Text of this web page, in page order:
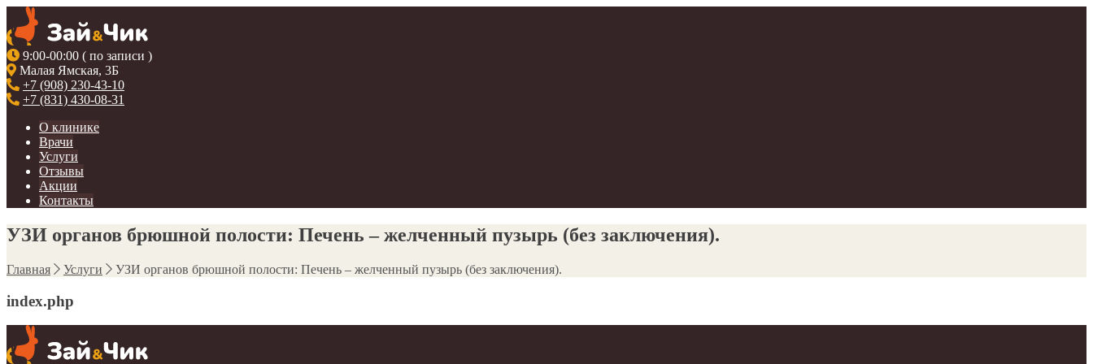
9:00-00:00 ( по записи )
Малая Ямская, 3Б
+7 (908) 230-43-10
+7 (831) 430-08-31
О клинике
Врачи
Услуги
Отзывы
Акции
Контакты
УЗИ органов брюшной полости: Печень – желченный пузырь (без заключения).
Главная Услуги УЗИ органов брюшной полости: Печень – желченный пузырь (без заключения).
index.php